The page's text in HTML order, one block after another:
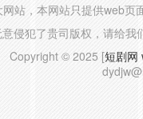
站，本网站只提供web
侵犯了贵司版权，请给
Copyright © 2025 [短剧网